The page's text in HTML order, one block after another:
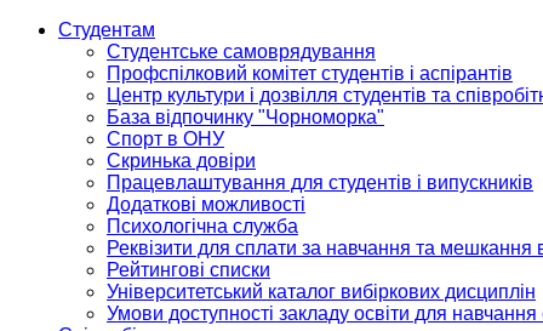
Студентам
Студентське самоврядування
Профспілковий комітет студентів і аспірантів
Центр культури і дозвілля студентів та
База відпочинку "Чорноморка"
Спорт в ОНУ
Скринька довіри
Працевлаштування для студентів і випускників
Додаткові можливості
Психологічна служба
Реквізити для сплати за навчання та мешкання
Рейтингові списки
Університетський каталог вибіркових дисциплін
Умови доступності закладу освіти для